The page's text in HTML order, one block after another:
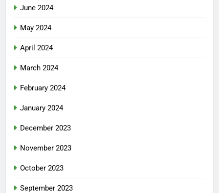
June 2024
May 2024
April 2024
March 2024
February 2024
January 2024
December 2023
November 2023
October 2023
September 2023